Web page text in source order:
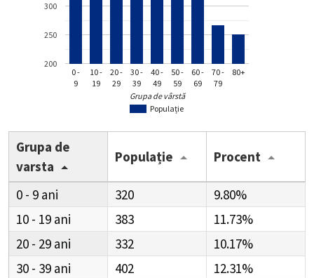
Populație
0 -
9
10 -
19
20 -
29
30 -
39
40 -
49
50 -
59
60 -
69
70 -
79
80+
200
250
300
Grupa de vârstă
Grupa de
varsta
Populație Procent
0 - 9 320
9.80%
10 - 19
383
11.73%
20 - 29
332
10.17%
30 - 39
402
12.31%